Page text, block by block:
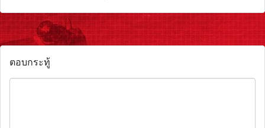
ตอบกระทู้